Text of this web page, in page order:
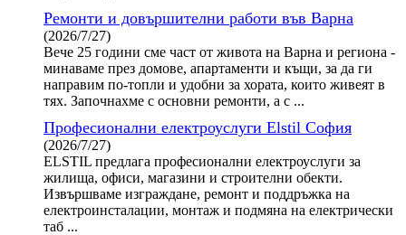
Ремонти и довършителни работи във Варна
(2026/7/27)
Вече 25 години сме част от живота на Варна и региона -
минаваме през домове, апартаменти и къщи, за да ги
направим по-топли и удобни за хората, които живеят в
тях. Започнахме с основни ремонти, а с ...
Професионални електроуслуги Elstil София
(2026/7/27)
ELSTIL предлага професионални електроуслуги за
жилища, офиси, магазини и строителни обекти.
Извършваме изграждане, ремонт и поддръжка на
електроинсталации, монтаж и подмяна на електрически
таб ...